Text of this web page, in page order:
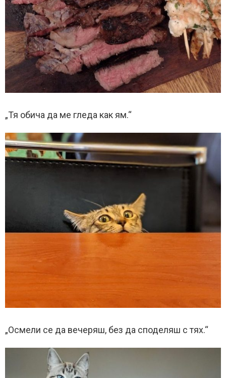
„Тя обича да ме гледа как ям.“
„Осмели се да вечеряш, без да споделяш с тях.“